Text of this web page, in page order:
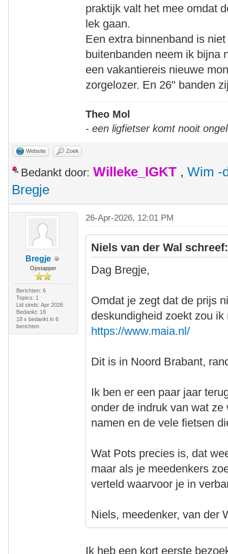
praktijk valt het mee omdat
lek gaan.
Een extra binnenband is
buitenbanden neem ik bijna
een vakantiereis nieuwe
zorgelozer. En 26" banden
Theo Mol
- een ligfietser komt nooit
Website Zoek
Bedankt door: Willeke_IGKT , Wim -
Bregje
Bregje
Opstapper
Berichten: 6
Topics: 1
Lid sinds: Apr 2026
Bedankt: 18
18 x bedankt in 6
berichten
26-Apr-2026, 12:01 PM
Niels van der Wal schreef:
Dag Bregje,
Omdat je zegt dat de prijs
deskundigheid zoekt zou
https://www.maia.nl/
Dit is in Noord Brabant,
Ik ben er een paar jaar
onder de indruk van wat
namen en de vele fietsen
Wat Pots precies is, dat
maar als je meedenkers
verteld waarvoor je in
Niels, meedenker, van der
Ik heb een kort eerste